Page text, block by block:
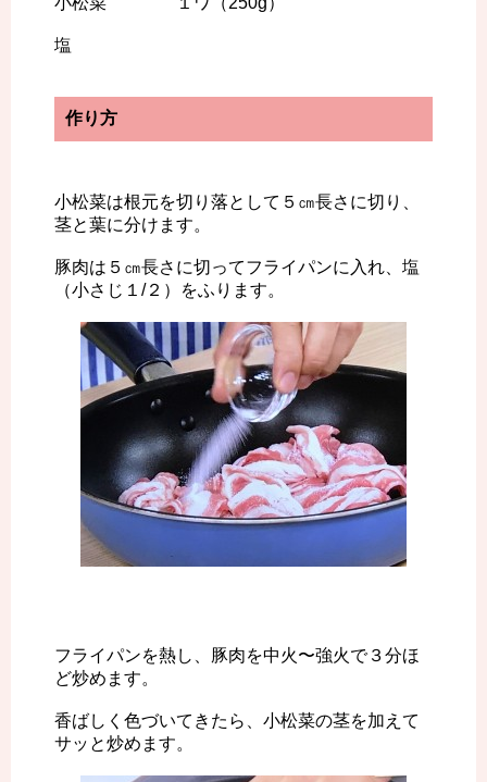
塩
作り方
小松菜は根元を切り落として５㎝長さに切り、
茎と葉に分けます。
豚肉は５㎝長さに切ってフライパンに入れ、塩
（小さじ１/２）をふります。
フライパンを熱し、豚肉を中火〜強火で３分ほ
ど炒めます。
香ばしく色づいてきたら、小松菜の茎を加えて
サッと炒めます。